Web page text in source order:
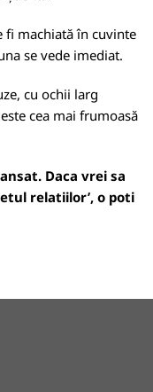
fi machiată în cuvinte
se vede imediat.
cu ochii larg
cea mai frumoasă
Daca vrei sa
relatiilor’, o poti